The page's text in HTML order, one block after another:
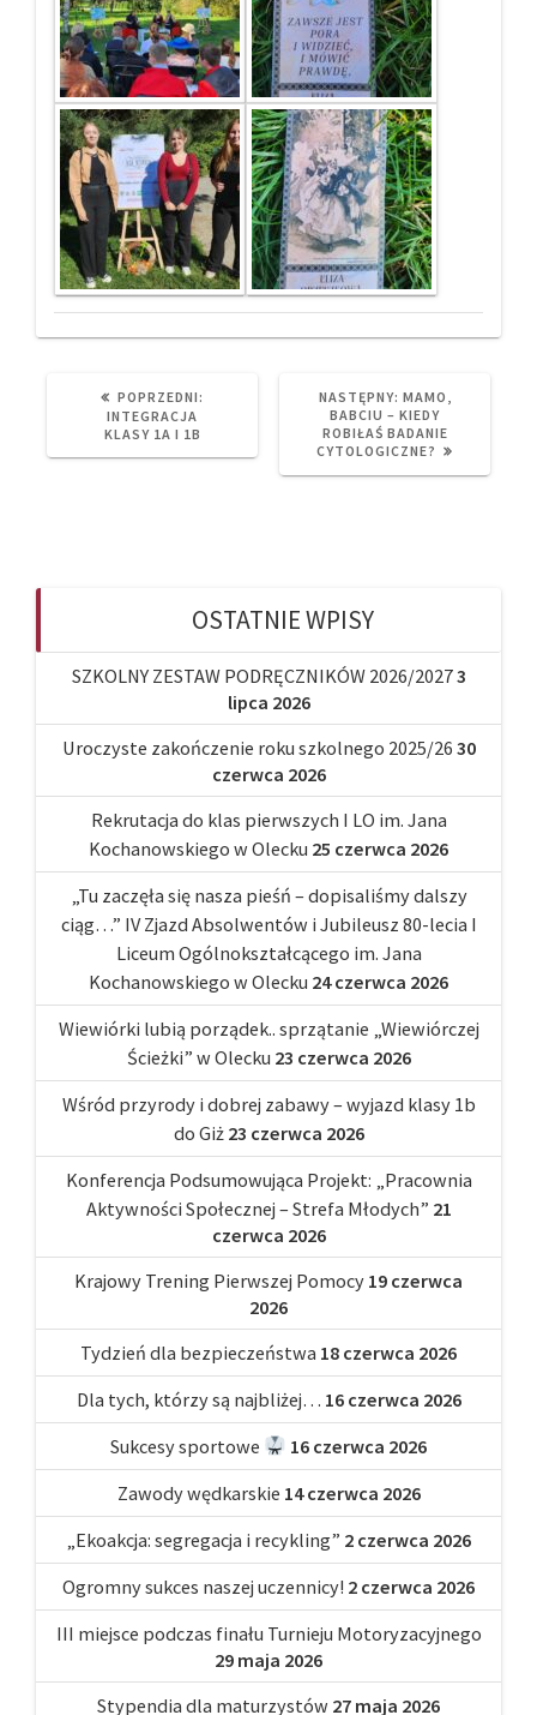
POPRZEDNI:
INTEGRACJA
KLASY 1A I 1B
NASTĘPNY: NEXT
POST:
MAMO,
BABCIU – KIEDY
ROBIŁAŚ BADANIE
CYTOLOGICZNE?
OSTATNIE WPISY
SZKOLNY ZESTAW PODRĘCZNIKÓW 2026/20273
lipca 2026
Uroczyste zakończenie roku szkolnego 2025/26 30
czerwca 2026
Rekrutacja do klas pierwszych I LO im. Jana
Kochanowskiego w Olecku 25 czerwca 2026
„Tu zaczęła się nasza pieśń – dopisaliśmy dalszy
ciąg…” IV Zjazd Absolwentów i Jubileusz 80-lecia I
Liceum Ogólnokształcącego im. Jana
Kochanowskiego w Olecku 24 czerwca 2026
Wiewiórki lubią porządek.. sprzątanie „Wiewiórczej
Ścieżki” w Olecku 23 czerwca 2026
Wśród przyrody i dobrej zabawy – wyjazd klasy 1b
do Giż 23 czerwca 2026
Konferencja Podsumowująca Projekt: „Pracownia
Aktywności Społecznej – Strefa Młodych” 21
czerwca 2026
Krajowy Trening Pierwszej Pomocy 19 czerwca
2026
Tydzień dla bezpieczeństwa 18 czerwca 2026
Dla tych, którzy są najbliżej… 16 czerwca 2026
Sukcesy sportowe
16 czerwca 2026
Zawody wędkarskie 14 czerwca 2026
„Ekoakcja: segregacja i recykling” 2 czerwca 2026
Ogromny sukces naszej uczennicy! 2 czerwca 2026
III miejsce podczas finału Turnieju Motoryzacyjnego
29 maja 2026
Stypendia dla maturzystów 27 maja 2026